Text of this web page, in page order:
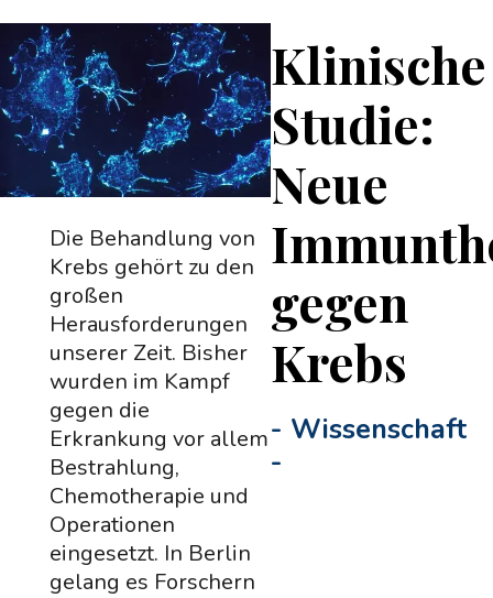
Klinische
Studie:
Neue
gegen
Krebs
- Wissenschaft
-
Die Behandlung von
Krebs gehört zu den
großen
Herausforderungen
unserer Zeit. Bisher
wurden im Kampf
gegen die
Erkrankung vor allem
Bestrahlung,
Chemotherapie und
Operationen
eingesetzt. In Berlin
gelang es Forschern